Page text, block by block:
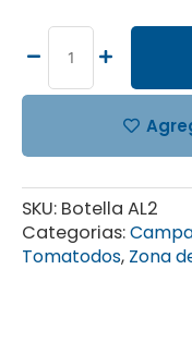
2
cantidad
SKU: Botella AL2
Categorias:
Tomatodos, Zona